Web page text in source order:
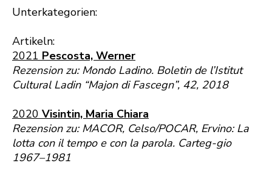
Unterkategorien:
Artikeln:
2021 Pescosta, Werner
Rezension zu: Mondo Ladino. Boletin de l’Istitut
Cultural Ladin “Majon di Fascegn”, 42, 2018
2020 Visintin, Maria Chiara
Rezension zu: MACOR, Celso/POCAR, Ervino: La
lotta con il tempo e con la parola. Carteg-gio
1967–1981